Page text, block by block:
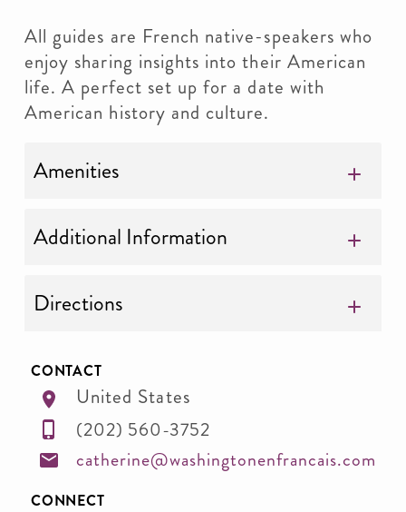
All guides are French native-speakers who
enjoy sharing insights into their American
life. A perfect set up for a date with
American history and culture.
Amenities
Additional Information
Directions
CONTACT
United States
(202) 560-3752
catherine@washingtonenfrancais.com
CONNECT